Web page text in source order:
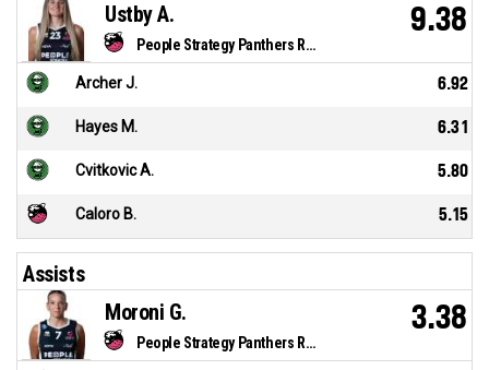
People Strategy Panthers Roseto
Ustby A. 9.38
Archer J. 6.92
Hayes M. 6.31
Cvitkovic A. 5.80
Caloro B. 5.15
Assists
People Strategy Panthers Roseto
Moroni G. 3.38